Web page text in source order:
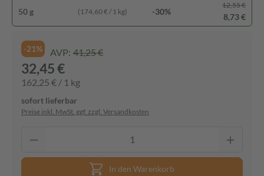
50 g (174,60 € / 1 kg) -30%
12,55 €
8,73 €
-21% AVP: 41,25 €
32,45 €
162,25 € / 1 kg
sofort lieferbar
Preise inkl. MwSt. ggf. zzgl. Versandkosten
In den Warenkorb